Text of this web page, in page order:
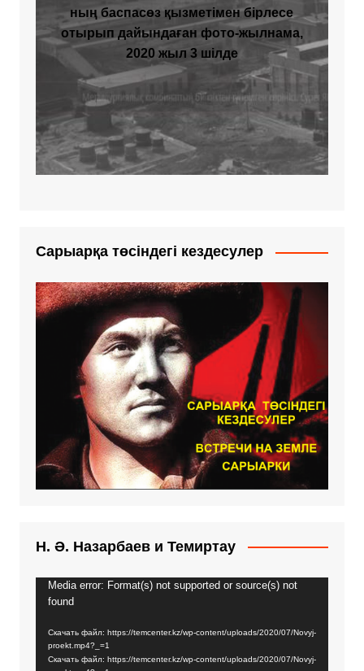
ның баспасөз қызметімен бірлесе
отырып дайындаған фото-жылнама,
2020 жыл 3 шілде
Сарыарқа төсіндегі кездесулер
Н. Ә. Назарбаев и Темиртау
Видеоплеер
Media error: Format(s) not supported or source(s) not
found
Скачать файл: https://temcenter.kz/wp-content/uploads/2020/07/Novyj-
proekt.mp4?_=1
Скачать файл: https://temcenter.kz/wp-content/uploads/2020/07/Novyj-